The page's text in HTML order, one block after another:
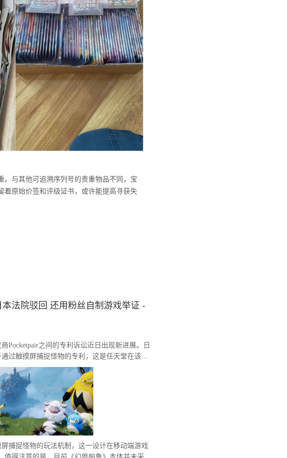
与其他可追溯序列号的贵重物品不同，宝
原始价签和评级证书，或许能提高寻获失
法院驳回 还用粉丝自制游戏举证 -
Pocketpair之间的专利诉讼近日出现新进展。日
过触摸屏捕捉怪物的专利，这是任天堂在该系
捕捉怪物的玩法机制，这一设计在移动端游戏